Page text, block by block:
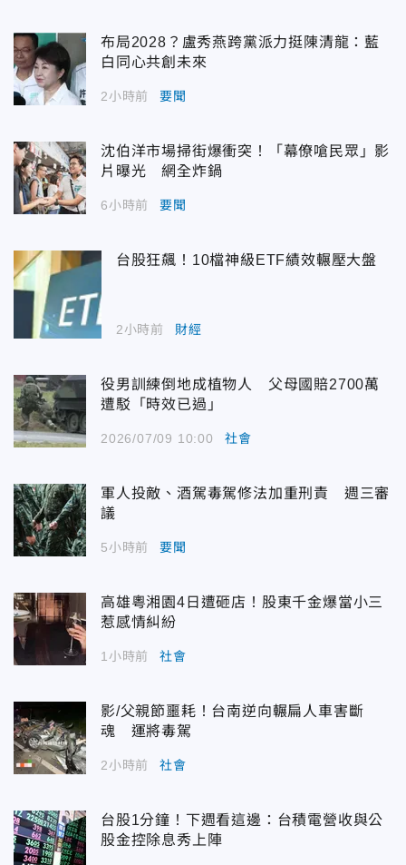
布局2028？盧秀燕跨黨派力挺陳清龍：藍
白同心共創未來
2小時前 要聞
沈伯洋市場掃街爆衝突！「幕僚嗆民眾」影
片曝光 網全炸鍋
6小時前 要聞
台股狂飆！10檔神級ETF績效輾壓大盤
2小時前 財經
役男訓練倒地成植物人 父母國賠2700萬
遭駁「時效已過」
2026/07/09 10:00 社會
軍人投敵、酒駕毒駕修法加重刑責 週三審
議
5小時前 要聞
高雄粵湘園4日遭砸店！股東千金爆當小三
惹感情糾紛
1小時前 社會
影/父親節噩耗！台南逆向輾扁人車害斷
魂 運將毒駕
2小時前 社會
台股1分鐘！下週看這邊：台積電營收與公
股金控除息秀上陣